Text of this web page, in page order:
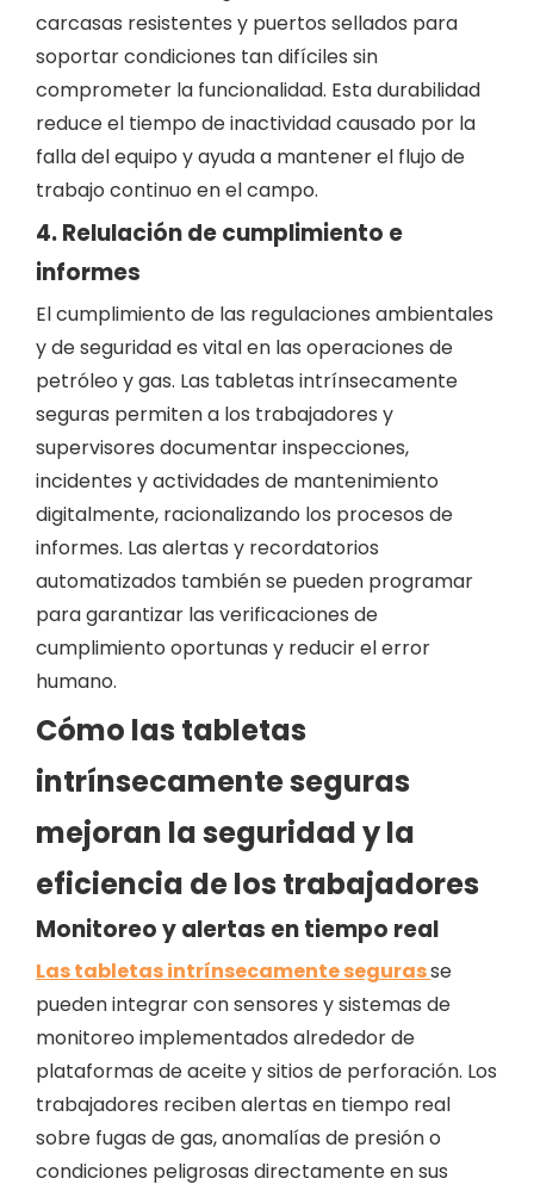
carcasas resistentes y puertos sellados para
soportar condiciones tan difíciles sin
comprometer la funcionalidad. Esta durabilidad
reduce el tiempo de inactividad causado por la
falla del equipo y ayuda a mantener el flujo de
trabajo continuo en el campo.
4. Relulación de cumplimiento e
informes
El cumplimiento de las regulaciones ambientales
y de seguridad es vital en las operaciones de
petróleo y gas. Las tabletas intrínsecamente
seguras permiten a los trabajadores y
supervisores documentar inspecciones,
incidentes y actividades de mantenimiento
digitalmente, racionalizando los procesos de
informes. Las alertas y recordatorios
automatizados también se pueden programar
para garantizar las verificaciones de
cumplimiento oportunas y reducir el error
humano.
Cómo las tabletas
intrínsecamente seguras
mejoran la seguridad y la
eficiencia de los trabajadores
Monitoreo y alertas en tiempo real
Las tabletas intrínsecamente segurasse
pueden integrar con sensores y sistemas de
monitoreo implementados alrededor de
plataformas de aceite y sitios de perforación. Los
trabajadores reciben alertas en tiempo real
sobre fugas de gas, anomalías de presión o
condiciones peligrosas directamente en sus